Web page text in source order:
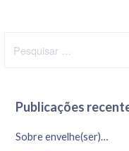
Publicações
Sobre envelhe(ser)…